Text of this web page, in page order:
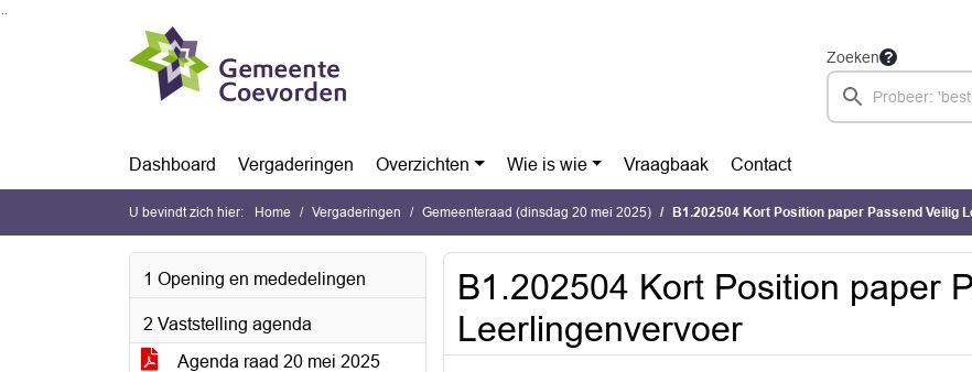
Ga naar de inhoud van deze pagina
Ga naar het zoeken
Ga naar het menu
Zoeken
Dashboard Vergaderingen Overzichten Wie is wie Vraagbaak Contact
U bevindt zich hier: Home Vergaderingen Gemeenteraad (dinsdag 20 mei 2025) B1.202504 Kort Position paper Passend Veilig
1 Opening en mededelingen
2 Vaststelling agenda
Agenda raad 20 mei 2025
B1.202504 Kort Position paper
Leerlingenvervoer